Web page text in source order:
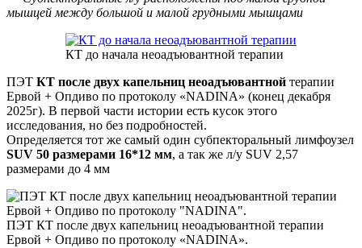
мышцей между большой и малой грудными мышцами
КТ до начала неоадъювантной терапии
ПЭТ КТ после двух капельниц неоадъювантной терапии
Ервой + Опдиво по протоколу «NADINA» (конец декабря
2025г). В первой части истории есть кусок этого
исследования, но без подробностей.
Определяется тот же самый один субпекторальный лимфоузел
SUV 50 размерами 16*12 мм, а так же л/у SUV 2,57
размерами до 4 мм
ПЭТ КТ после двух капельниц неоадъювантной терапии
Ервой + Опдиво по протоколу «NADINA».